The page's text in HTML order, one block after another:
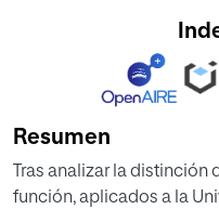
Resumen
Tras analizar la
función, aplicados a la